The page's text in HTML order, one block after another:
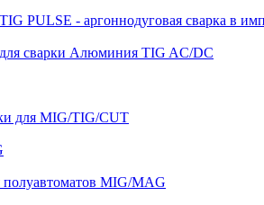
PULSE - аргоннодуговая сварка в
сварки Алюминия TIG AC/DC
для MIG/TIG/CUT
полуавтоматов MIG/MAG